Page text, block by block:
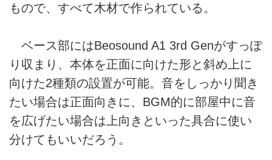
もので、すべて木材で作られている。
ベース部にはBeosound A1 3rd Genがすっぽ
り収まり、本体を正面に向けた形と斜め上に
向けた2種類の設置が可能。音をしっかり聞き
たい場合は正面向きに、BGM的に部屋中に音
を広げたい場合は上向きといった具合に使い
分けてもいいだろう。